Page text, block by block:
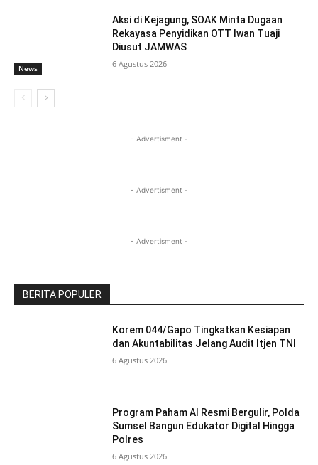
News
Aksi di Kejagung, SOAK Minta Dugaan
Rekayasa Penyidikan OTT Iwan Tuaji
Diusut JAMWAS
6 Agustus 2026
- Advertisment -
- Advertisment -
- Advertisment -
BERITA POPULER
Korem 044/Gapo Tingkatkan Kesiapan
dan Akuntabilitas Jelang Audit Itjen TNI
6 Agustus 2026
Program Paham AI Resmi Bergulir, Polda
Sumsel Bangun Edukator Digital Hingga
Polres
6 Agustus 2026